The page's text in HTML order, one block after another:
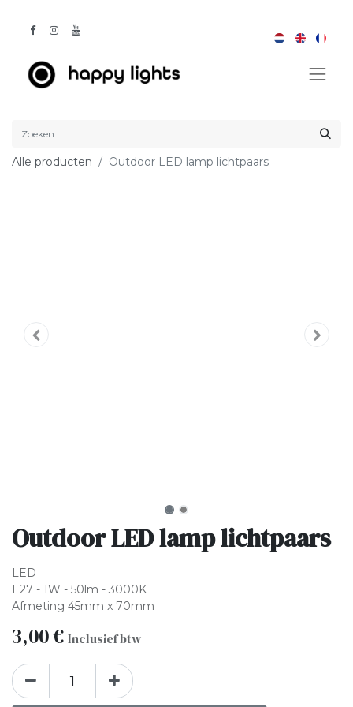
Alle producten Outdoor LED lamp lichtpaars
Outdoor LED lamp lichtpaars
LED
E27 - 1W - 50lm - 3000K
Afmeting 45mm x 70mm
3,00€ Inclusief btw